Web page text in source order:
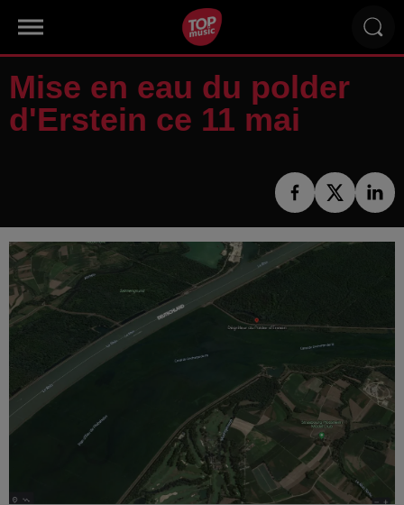
Mise en eau du polder
d'Erstein ce 11 mai